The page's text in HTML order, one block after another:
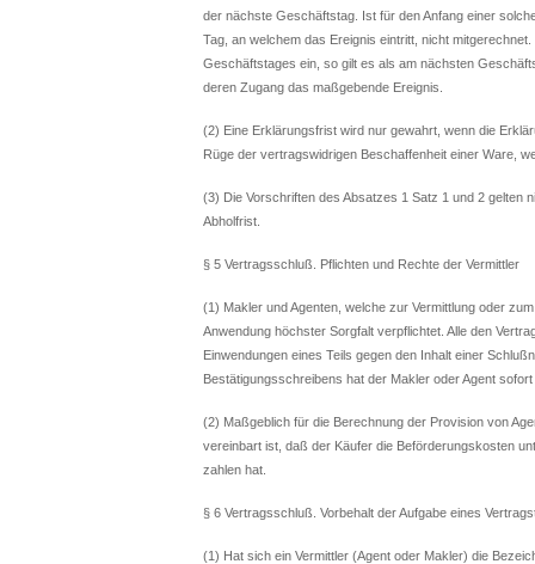
der nächste Geschäftstag. Ist für den Anfang einer
Tag, an welchem das Ereignis eintritt, nicht
Geschäftstages ein, so gilt es als am nächsten
deren Zugang das maßgebende Ereignis.
(2) Eine Erklärungsfrist wird nur gewahrt, wenn die
Rüge der vertragswidrigen Beschaffenheit einer Ware,
(3) Die Vorschriften des Absatzes 1 Satz 1 und 2 gelten
Abholfrist.
§ 5 Vertragsschluß. Pflichten und Rechte der Vermittler
(1) Makler und Agenten, welche zur Vermittlung oder
Anwendung höchster Sorgfalt verpflichtet. Alle den
Einwendungen eines Teils gegen den Inhalt einer
Bestätigungsschreibens hat der Makler oder Agent
(2) Maßgeblich für die Berechnung der Provision von
vereinbart ist, daß der Käufer die Beförderungskosten
zahlen hat.
§ 6 Vertragsschluß. Vorbehalt der Aufgabe eines
(1) Hat sich ein Vermittler (Agent oder Makler) die